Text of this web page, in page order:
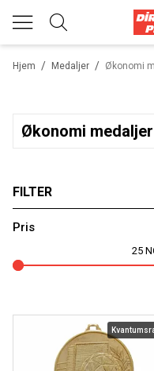
/
Hjem /
Medaljer Økonomi
Økonomi
FILTER
Varemerker
Velg produkttype
Pris
25